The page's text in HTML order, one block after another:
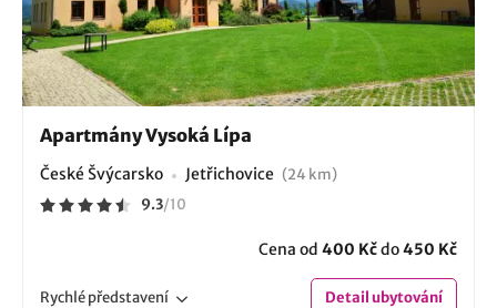
Apartmány Vysoká Lípa
České Švýcarsko Jetřichovice (24 km)
9.3/10
Cena od 400 Kčdo450 Kč
Rychlépředstavení Detailubytování